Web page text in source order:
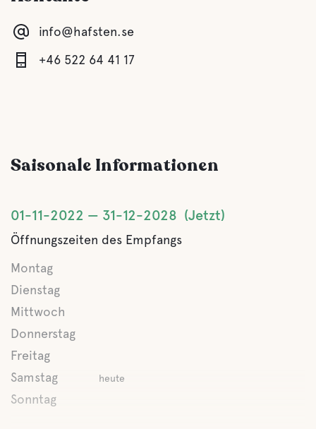
Küche
Sauna
Graue Drainage
Latrine Entleerung
Süßwasser
info@hafsten.se
+46 522 64 41 17
Saisonale Informationen
01-11-2022 31-12-2028 Jetzt
Öffnungszeiten des Empfangs
Montag
Dienstag
Mittwoch
Donnerstag
Freitag
Samstag
heute
Sonntag